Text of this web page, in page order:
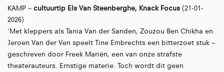
KAMP – cultuurtip Els Van Steenberghe, Knack Focus (21-01-
2026)
‘Met kleppers als Tania Van der Sanden, Zouzou Ben Chikha en
Jeroen Van der Ven speelt Tine Embrechts een bitterzoet stuk –
geschreven door Freek Mariën, een van onze strafste
theaterauteurs. Ernstige materie. Toch wordt dit geen